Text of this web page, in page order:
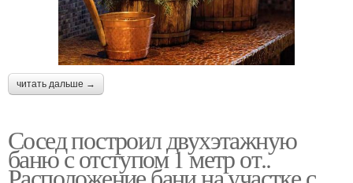
читать дальше →
Сосед построил двухэтажную
баню с отступом 1 метр от..